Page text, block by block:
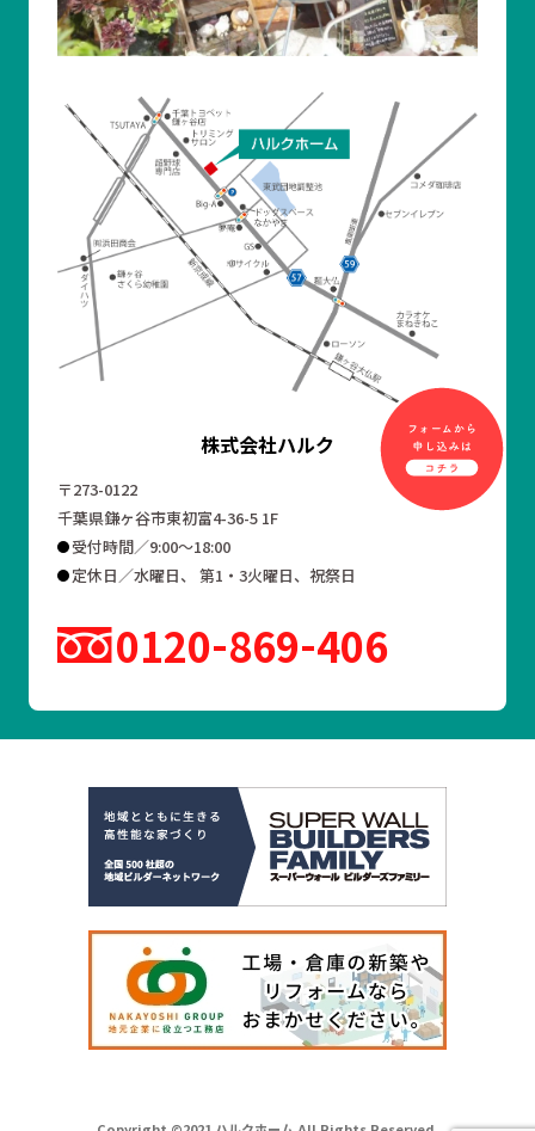
株式会社ハルク
〒273-0122
千葉県鎌ヶ谷市東初富4-36-5 1F
受付時間／9:00～18:00
定休日／水曜日、 第1・3火曜日、祝祭日
0120 869 406